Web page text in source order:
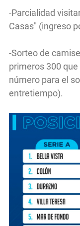
-Parcialidad
Casas" (ingreso
-Sorteo de
primeros 300
número para el
entretiempo).